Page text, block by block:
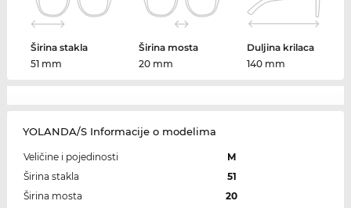
Širina stakla
51 mm
Širina mosta
20 mm
Duljina krilaca
140 mm
YOLANDA/S Informacije o modelima
Veličine i pojedinosti
M
Širina stakla
51
Širina mosta
20